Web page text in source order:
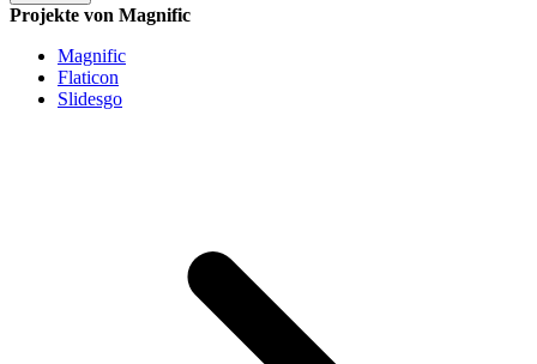
Projekte von Magnific
Magnific
Flaticon
Slidesgo